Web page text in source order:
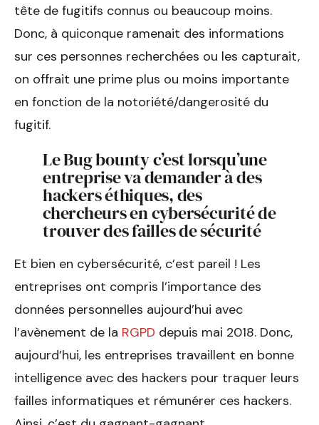
tête de fugitifs connus ou beaucoup moins.
Donc, à quiconque ramenait des informations
sur ces personnes recherchées ou les capturait,
on offrait une prime plus ou moins importante
en fonction de la notoriété/dangerosité du
fugitif.
Le Bug bounty c’est lorsqu’une
entreprise va demander à des
hackers éthiques, des
chercheurs en cybersécurité de
trouver des failles de sécurité
Et bien en cybersécurité, c’est pareil ! Les
entreprises ont compris l’importance des
données personnelles aujourd’hui avec
l’avènement de la RGPD depuis mai 2018. Donc,
aujourd’hui, les entreprises travaillent en bonne
intelligence avec des hackers pour traquer leurs
failles informatiques et rémunérer ces hackers.